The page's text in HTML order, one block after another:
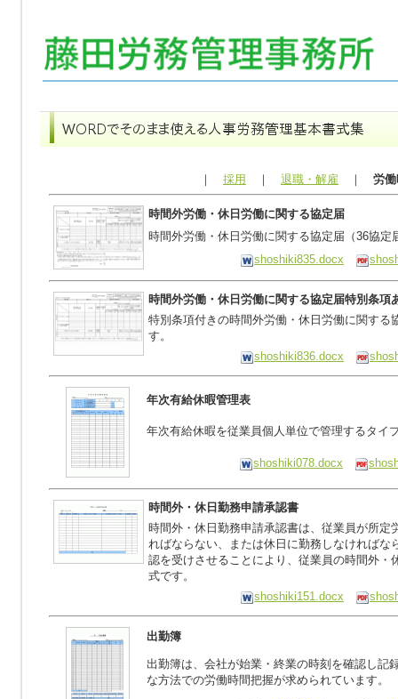
｜ 採用 ｜ 退職・解雇 ｜ 労
時間外労働・休日労働に関する協定届
時間外労働・休日労働に関する協定届（36協定
shoshiki835.docx
時間外労働・休日労働に関する協定届特別条項
特別条項付きの時間外労働・休日労働に関する
す。
shoshiki836.docx
年次有給休暇管理表
年次有給休暇を従業員個人単位で管理するタイ
shoshiki078.docx
時間外・休日勤務申請承認書
時間外・休日勤務申請承認書は、従業員が所定
ればならない、または休日に勤務しなければな
認を受けさせることにより、従業員の時間外・
式です。
shoshiki151.docx
出勤簿
出勤簿は、会社が始業・終業の時刻を確認し記
な方法での労働時間把握が求められています。